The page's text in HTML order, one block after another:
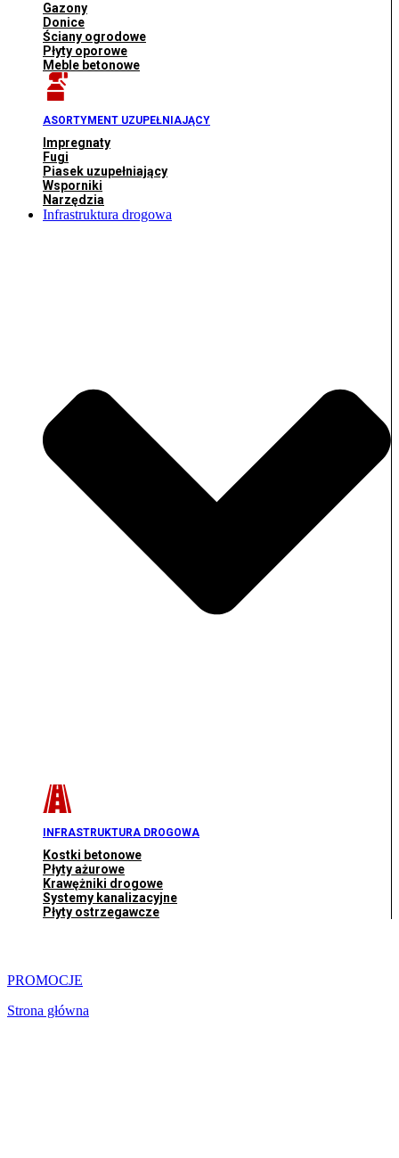
Gazony
Donice
Ściany ogrodowe
Płyty oporowe
Meble betonowe
ASORTYMENT UZUPEŁNIAJĄCY
Impregnaty
Fugi
Piasek uzupełniający
Wsporniki
Narzędzia
Infrastruktura drogowa
INFRASTRUKTURA DROGOWA
Kostki betonowe
Płyty ażurowe
Krawężniki drogowe
Systemy kanalizacyjne
Płyty ostrzegawcze
PROMOCJE
Strona główna